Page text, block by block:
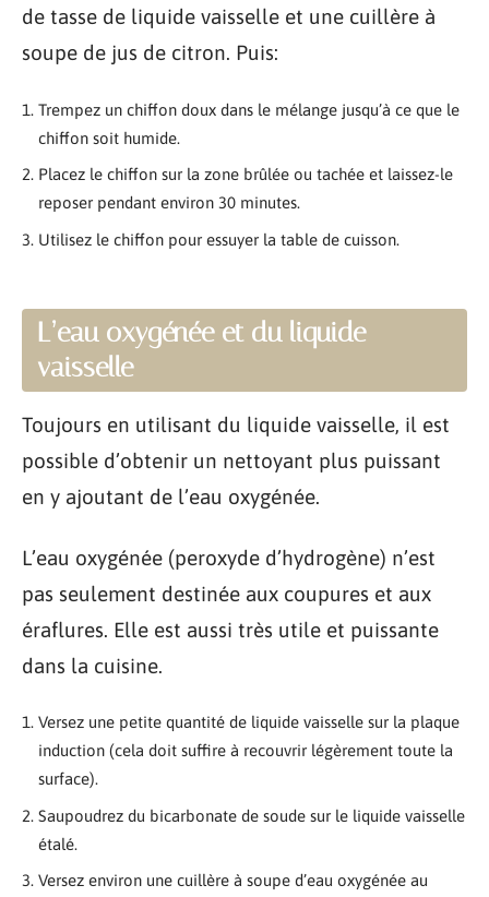
de tasse de liquide vaisselle et une cuillère à
soupe de jus de citron. Puis:
Trempez un chiffon doux dans le mélange jusqu’à ce que le
chiffon soit humide.
Placez le chiffon sur la zone brûlée ou tachée et laissez-le
reposer pendant environ 30 minutes.
Utilisez le chiffon pour essuyer la table de cuisson.
L’eau oxygénée et du liquide
vaisselle
Toujours en utilisant du liquide vaisselle, il est
possible d’obtenir un nettoyant plus puissant
en y ajoutant de l’eau oxygénée.
L’eau oxygénée (peroxyde d’hydrogène) n’est
pas seulement destinée aux coupures et aux
éraflures. Elle est aussi très utile et puissante
dans la cuisine.
Versez une petite quantité de liquide vaisselle sur la plaque
induction (cela doit suffire à recouvrir légèrement toute la
surface).
Saupoudrez du bicarbonate de soude sur le liquide vaisselle
étalé.
Versez environ une cuillère à soupe d’eau oxygénée au